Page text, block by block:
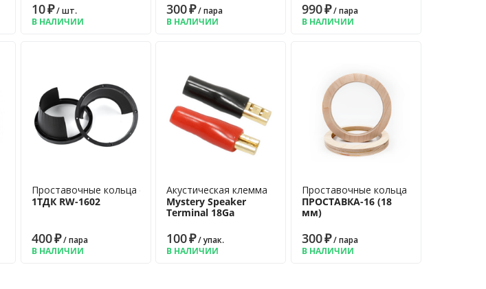
10₽/ шт.
В НАЛИЧИИ
300₽/ пара
В НАЛИЧИИ
990₽/ пара
В НАЛИЧИИ
Проставочные кольца с козырьком
1ТДК RW-1602
400₽/ пара
В НАЛИЧИИ
Акустическая клемма
Mystery Speaker
Terminal 18Ga
100₽/ упак.
В НАЛИЧИИ
Проставочные кольца
ПРОСТАВКА-16 (18
мм)
300₽/ пара
В НАЛИЧИИ